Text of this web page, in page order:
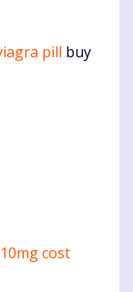
pill buy
cost